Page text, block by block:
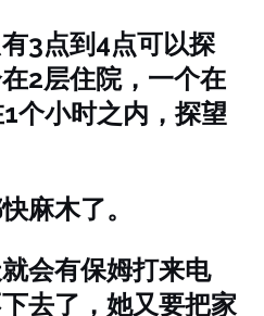
3点到4点可以探
2层住院，一个在
个小时之内，探望
麻木了。
会有保姆打来电
去了，她又要把家